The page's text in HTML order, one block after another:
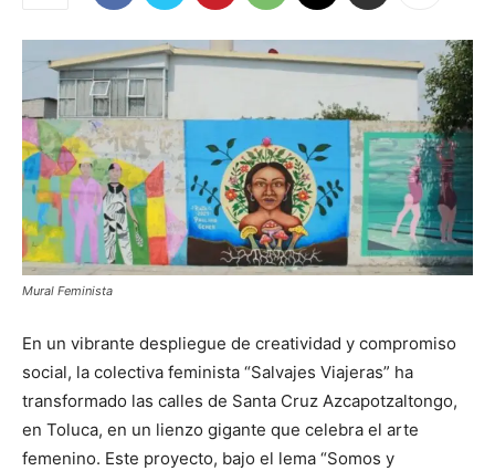
Mural Feminista
En un vibrante despliegue de creatividad y compromiso
social, la colectiva feminista “Salvajes Viajeras” ha
transformado las calles de Santa Cruz Azcapotzaltongo,
en Toluca, en un lienzo gigante que celebra el arte
femenino. Este proyecto, bajo el lema “Somos y